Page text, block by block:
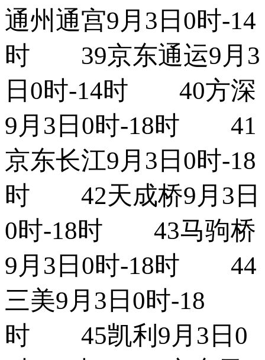
通州通宫9月3日0时-14
时 39京东通运9月3
日0时-14时 40方深
9月3日0时-18时 41
京东长江9月3日0时-18
时 42天成桥9月3日
0时-18时 43马驹桥
9月3日0时-18时 44
三美9月3日0时-18
时 45凯利9月3日0